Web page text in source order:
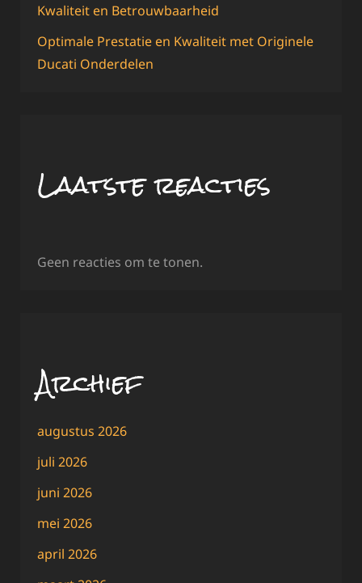
Kwaliteit en Betrouwbaarheid
Optimale Prestatie en Kwaliteit met Originele
Ducati Onderdelen
Laatste reacties
Geen reacties om te tonen.
Archief
augustus 2026
juli 2026
juni 2026
mei 2026
april 2026